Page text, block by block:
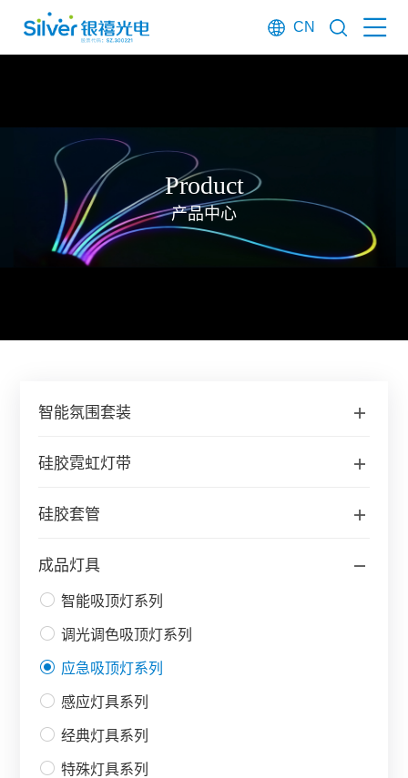
CN
Product
产品中心
智能氛围套装
硅胶霓虹灯带
硅胶套管
成品灯具
智能吸顶灯系列
调光调色吸顶灯系列
应急吸顶灯系列
感应灯具系列
经典灯具系列
特殊灯具系列